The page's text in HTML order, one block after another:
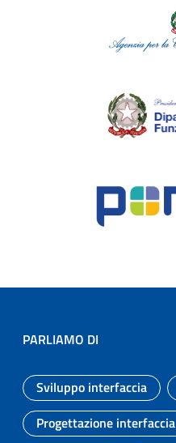
PARLIAMO DI
Argomento:
Sviluppo interfaccia
Argomento:
Progettazione interfaccia